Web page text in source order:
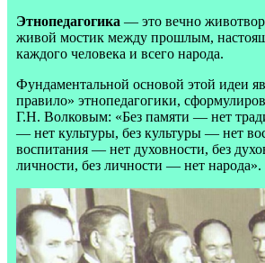
Этнопедагогика — это вечно
живой мостик между прошлым,
каждого человека и всего народа.
Фундаментальной основой этой идеи
правило» этнопедагогики,
Г.Н. Волковым: «Без памяти — нет
— нет культуры, без культуры — нет
воспитания — нет духовности, без
личности, без личности — нет народа».